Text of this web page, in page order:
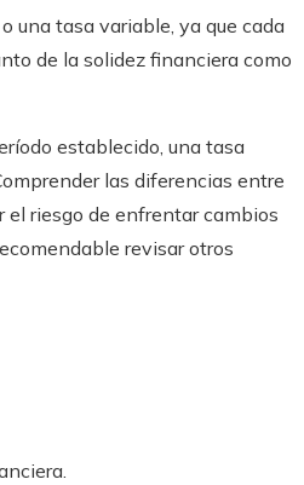
una tasa variable, ya que cada
de la solidez financiera como
establecido, una tasa
las diferencias entre
riesgo de enfrentar cambios
revisar otros